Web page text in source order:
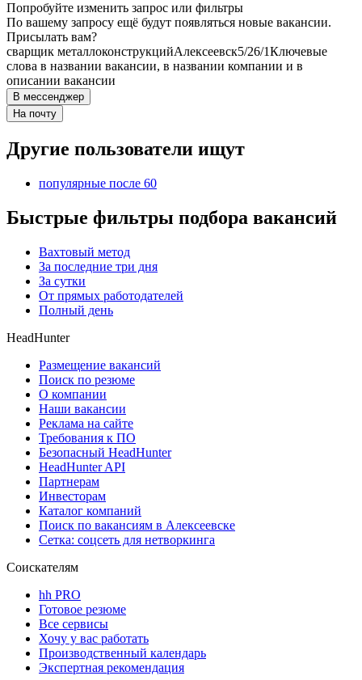
Попробуйте изменить запрос или фильтры
По вашему запросу ещё будут появляться новые вакансии.
Присылать вам?
сварщик металлоконструкцийАлексеевск5/26/1Ключевые
слова в названии вакансии, в названии компании и в
описании вакансии
В мессенджер
На почту
Другие пользователи ищут
популярные после 60
Быстрые фильтры подбора вакансий
Вахтовый метод
За последние три дня
За сутки
От прямых работодателей
Полный день
HeadHunter
Размещение вакансий
Поиск по резюме
О компании
Наши вакансии
Реклама на сайте
Требования к ПО
Безопасный HeadHunter
HeadHunter API
Партнерам
Инвесторам
Каталог компаний
Поиск по вакансиям в Алексеевске
Сетка: соцсеть для нетворкинга
Соискателям
hh PRO
Готовое резюме
Все сервисы
Хочу у вас работать
Производственный календарь
Экспертная рекомендация